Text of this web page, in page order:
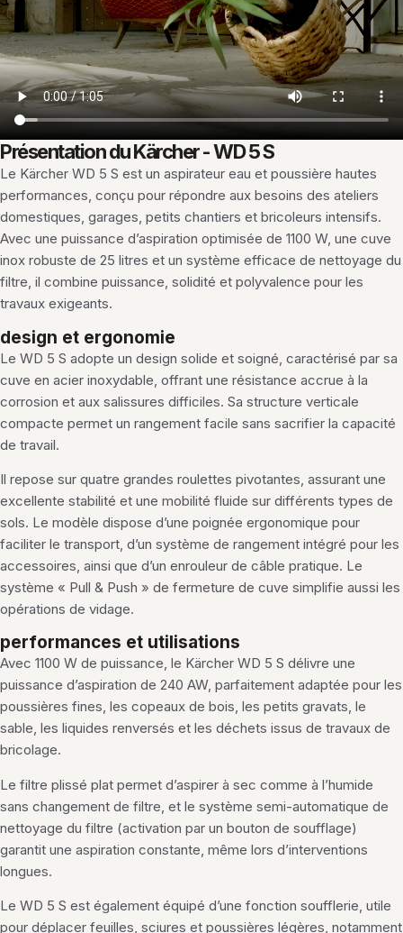
Présentation du Kärcher - WD 5 S
Le Kärcher WD 5 S est un aspirateur eau et poussière hautes
performances, conçu pour répondre aux besoins des ateliers
domestiques, garages, petits chantiers et bricoleurs intensifs.
Avec une puissance d’aspiration optimisée de 1100 W, une cuve
inox robuste de 25 litres et un système efficace de nettoyage du
filtre, il combine puissance, solidité et polyvalence pour les
travaux exigeants.
design et ergonomie
Le WD 5 S adopte un design solide et soigné, caractérisé par sa
cuve en acier inoxydable, offrant une résistance accrue à la
corrosion et aux salissures difficiles. Sa structure verticale
compacte permet un rangement facile sans sacrifier la capacité
de travail.
Il repose sur quatre grandes roulettes pivotantes, assurant une
excellente stabilité et une mobilité fluide sur différents types de
sols. Le modèle dispose d’une poignée ergonomique pour
faciliter le transport, d’un système de rangement intégré pour les
accessoires, ainsi que d’un enrouleur de câble pratique. Le
système « Pull & Push » de fermeture de cuve simplifie aussi les
opérations de vidage.
performances et utilisations
Avec 1100 W de puissance, le Kärcher WD 5 S délivre une
puissance d’aspiration de 240 AW, parfaitement adaptée pour les
poussières fines, les copeaux de bois, les petits gravats, le
sable, les liquides renversés et les déchets issus de travaux de
bricolage.
Le filtre plissé plat permet d’aspirer à sec comme à l’humide
sans changement de filtre, et le système semi-automatique de
nettoyage du filtre (activation par un bouton de soufflage)
garantit une aspiration constante, même lors d’interventions
longues.
Le WD 5 S est également équipé d’une fonction soufflerie, utile
pour déplacer feuilles, sciures et poussières légères, notamment